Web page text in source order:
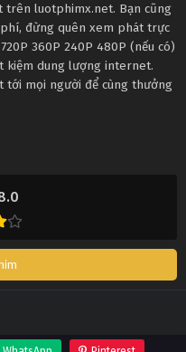
trên luotphimx.net. Bạn cũng
đừng quên xem phát trực
360P 240P 480P (nếu có)
kiệm dung lượng internet.
tới mọi người để cùng thưởng